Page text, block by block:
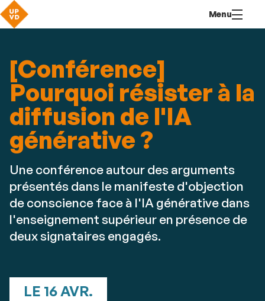
contenu
Menu
[Conférence]
Pourquoi résister à la
diffusion de l'IA
générative ?
Une conférence autour des arguments
présentés dans le manifeste d'objection
de conscience face à l'IA générative dans
l'enseignement supérieur en présence de
deux signataires engagés.
LE 16 AVR.